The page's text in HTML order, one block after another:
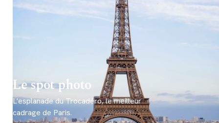
Le spot photo
L'esplanade du Trocadéro, le meilleur
cadrage de Paris.